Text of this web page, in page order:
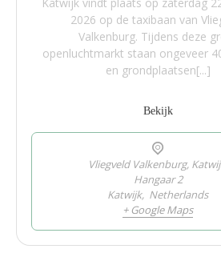
2026 op de taxibaan van
Valkenburg. Tijdens deze
openluchtmarkt staan ongeveer
en grondplaatsen[...]
Bekijk
Vliegveld Valkenburg,
Hangaar 2
Katwijk, Netherlands
+ Google Maps